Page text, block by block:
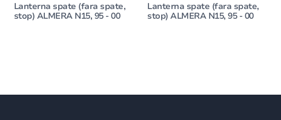
Lanterna spate (fara spate,
stop) ALMERA N15, 95 - 00
Lanterna spate (fara spate,
stop) ALMERA N15, 95 - 00